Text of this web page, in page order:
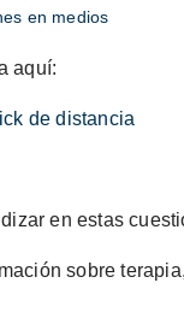
en medios
aquí:
de distancia
en estas
sobre